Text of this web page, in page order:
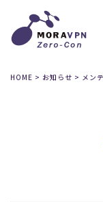
HOME > お知らせ > メン